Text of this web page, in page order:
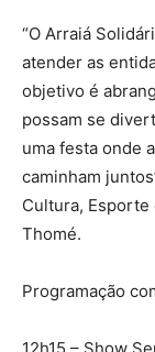
“O Arraiá
atender as
objetivo é
possam se
uma festa onde
caminham
Cultura,
Thomé.
Programação